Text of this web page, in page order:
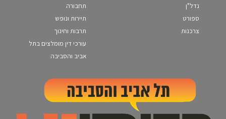
נדל"ן
ספורט
צרכנות
תחבורה
תיירות ונופש
תרבות וחינוך
עורכי דין מומלצים בתל
אביב והסביבה